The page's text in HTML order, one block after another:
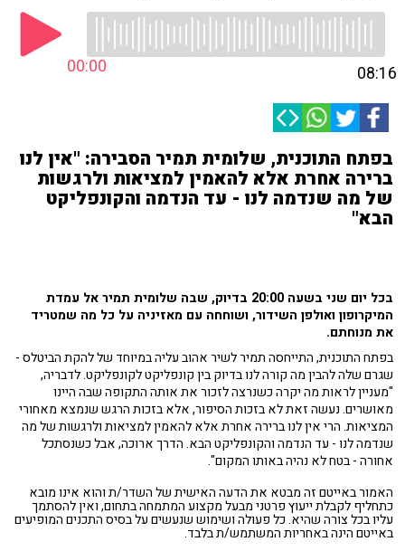
00:00 08:16
בפתח התוכנית, שלומית תמיר הסבירה: "אין לנו
ברירה אחרת אלא להאמין למציאות ולרגשות
של מה שנדמה לנו - עד הנדמה והקונפליקט
הבא"
בכל יום שני בשעה 20:00 בדיוק, שבה שלומית תמיר אל עמדת
המיקרופון ואולפן השידור, ושוחחה עם מאזיניה על כל מה שמטריד
את מנוחתם.
בפתח התוכנית, התייחסה תמיר לשיר אהוב עליה במיוחד של להקת הביטלס -
שגרם שלה להבין מה קורה לנו בדיוק בין קונפליקט לקונפליקט. לדבריה,
"מעניין לראות מה יקרה כשנרצה לזכור את אותה התקופה שבה היינו
מאושרים. נעשה זאת לא בזכות הסיפור, אלא בזכות הרגש שנמצא מאחורי
המציאות. הרי אין לנו ברירה אחרת אלא להאמין למציאות ולרגשות של מה
שנדמה לנו - עד הנדמה והקונפליקט הבא. הדרך ארוכה, אבל כשנסתכל
אחורה - בטח לא נהיה באותו המקום".
האמור באייטם זה מבטא את הדעה האישית של השדר/ת והוא אינו מובא
כתחליף לקבלת ייעוץ פרטני מבעל מקצוע המתמחה בתחום, ואין להסתמך
עליו בכל צורה שהיא. כל פעולה ושימוש שנעשים על בסיס התכנים המופיעים
באייטם הינה באחריות המשתמש/ת בלבד.